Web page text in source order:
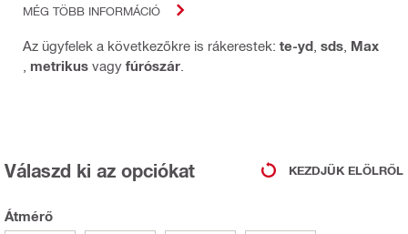
MÉG TÖBB INFORMÁCIÓ
Az ügyfelek a következőkre is rákerestek: te-yd sds Max
metrikus vagy fúrószár
Válaszd ki az opciókat KEZDJÜK ELÖLRŐL
Átmérő